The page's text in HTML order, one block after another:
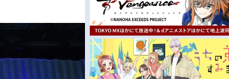
今期アニメ曜日別一覧
夏アニメ
秋アニメ
冬アニメ